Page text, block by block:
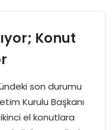
Konut
son durumu
Kurulu Başkanı
el konutlara